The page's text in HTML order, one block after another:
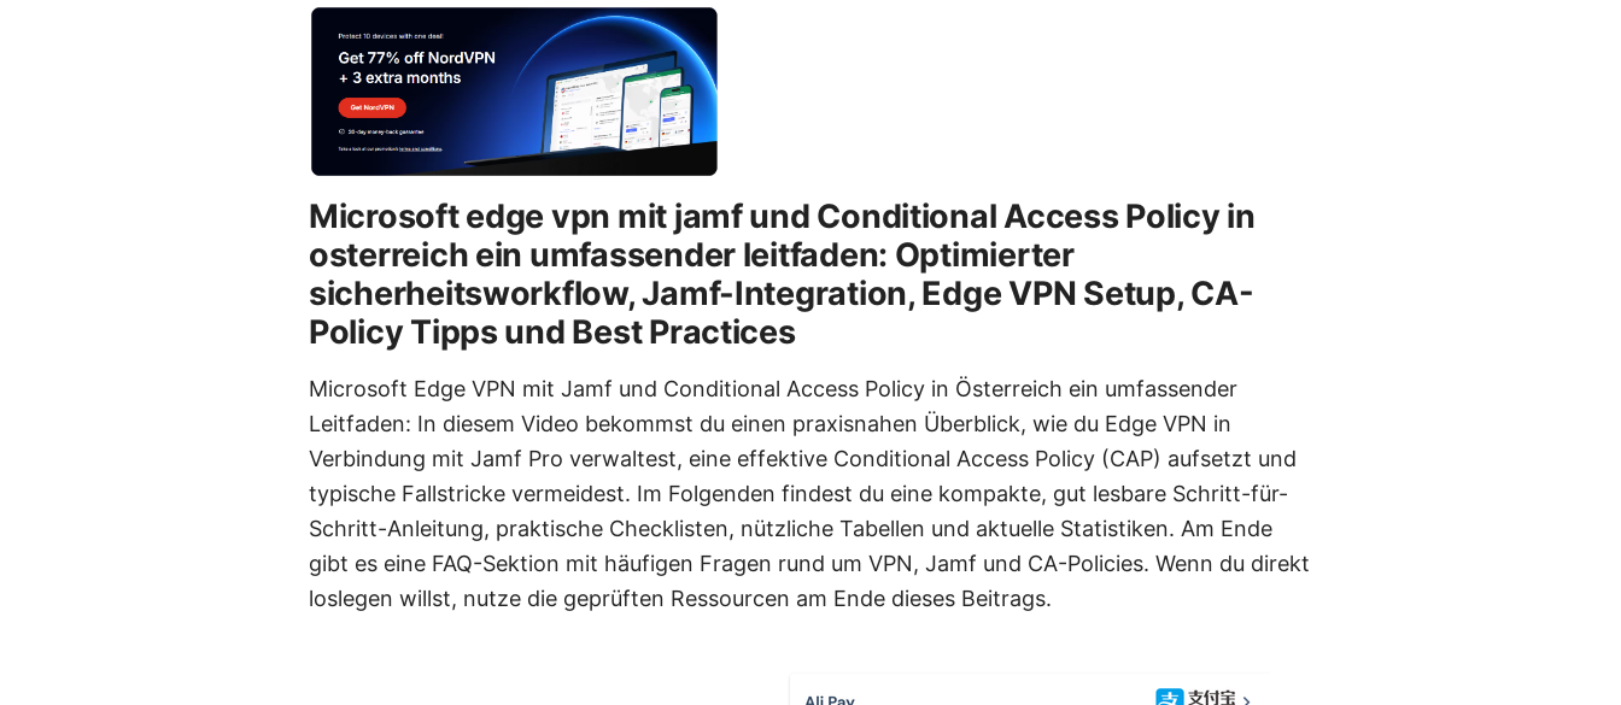
Microsoft edge vpn mit jamf und Conditional Access Policy in
osterreich ein umfassender leitfaden: Optimierter
sicherheitsworkflow, Jamf-Integration, Edge VPN Setup, CA-
Policy Tipps und Best Practices
Microsoft Edge VPN mit Jamf und Conditional Access Policy in Österreich ein umfassender
Leitfaden: In diesem Video bekommst du einen praxisnahen Überblick, wie du Edge VPN in
Verbindung mit Jamf Pro verwaltest, eine effektive Conditional Access Policy (CAP) aufsetzt und
typische Fallstricke vermeidest. Im Folgenden findest du eine kompakte, gut lesbare Schritt-für-
Schritt-Anleitung, praktische Checklisten, nützliche Tabellen und aktuelle Statistiken. Am Ende
gibt es eine FAQ-Sektion mit häufigen Fragen rund um VPN, Jamf und CA-Policies. Wenn du direkt
loslegen willst, nutze die geprüften Ressourcen am Ende dieses Beitrags.